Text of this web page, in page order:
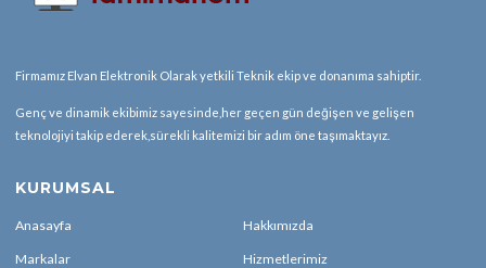
Firmamız Elvan Elektronik Olarak yetkili Teknik ekip ve donanıma sahiptir.
Genç ve dinamik ekibimiz sayesinde,her geçen gün değişen ve gelişen
teknolojiyi takip ederek,sürekli kalitemizi bir adım öne taşımaktayız.
KURUMSAL
Anasayfa Hakkımızda
Markalar Hizmetlerimiz